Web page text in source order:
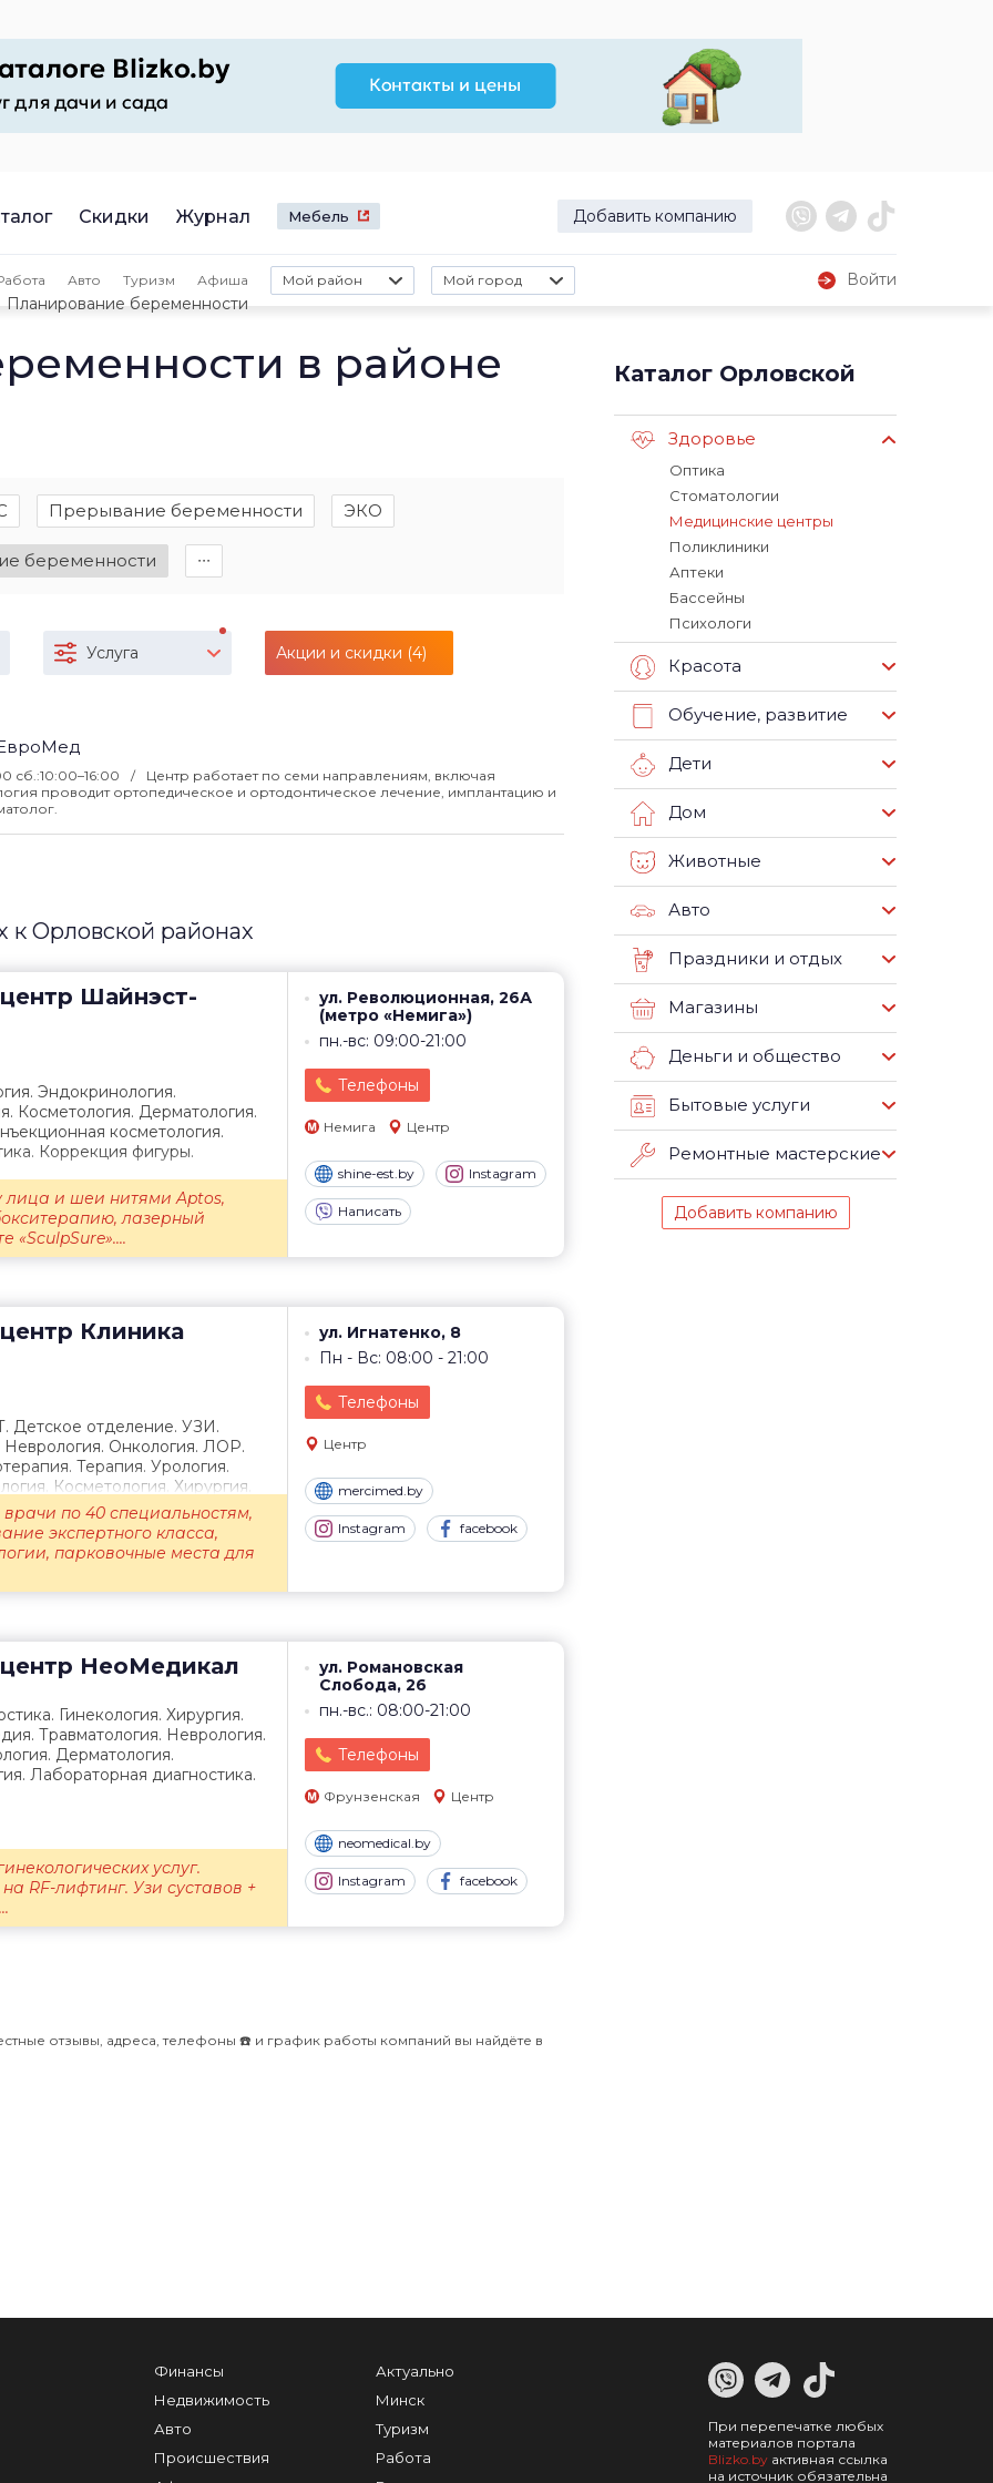
Скидки Журнал Мебель Добавить компанию
Авто Туризм Афиша Мой район Мой город
Войти
Планирование беременности
в районе
Прерывание беременности ЭКО
беременности ∙∙∙
Услуга Акции и скидки (4)
сб.:10:00–16:00
Центр работает по семи направлениям, включая
проводит ортопедическое и ортодонтическое лечение, имплантацию и
Орловской районах
Шайнэст-
ул. Революционная, 26А
(метро «Немига»)
пн.-вс: 09:00-21:00
Телефоны
Немига Центр
shine-est.by Instagram
Написать
Эндокринология.
Косметология. Дерматология.
косметология.
Коррекция фигуры.
лица и шеи нитями Aptos,
лазерный
«SculpSure»....
Клиника
ул. Игнатенко, 8
Пн - Вс: 08:00 - 21:00
Телефоны
Центр
mercimed.by
Instagram facebook
Детское отделение. УЗИ.
Неврология. Онкология. ЛОР.
Терапия. Урология.
Косметология. Хирургия.
по 40 специальностям,
экспертного класса,
парковочные места для
НеоМедикал
ул. Романовская
Слобода, 26
пн.-вс.: 08:00-21:00
Телефоны
Фрунзенская Центр
neomedical.by
Instagram facebook
Гинекология. Хирургия.
Травматология. Неврология.
Дерматология.
Лабораторная диагностика.
услуг.
RF-лифтинг. Узи суставов +
отзывы, адреса, телефоны ☎️ и график работы компаний вы найдёте в
Каталог Орловской
Здоровье
Оптика
Стоматологии
Медицинские центры
Поликлиники
Аптеки
Бассейны
Психологи
Красота
Обучение, развитие
Дети
Дом
Животные
Авто
Праздники и отдых
Магазины
Деньги и общество
Бытовые услуги
Ремонтные мастерские
Добавить компанию
Финансы
Недвижимость
Авто
Происшествия
Актуально
Минск
Туризм
Работа
При перепечатке любых
материалов портала
Blizko.by активная ссылка
на источник обязательна